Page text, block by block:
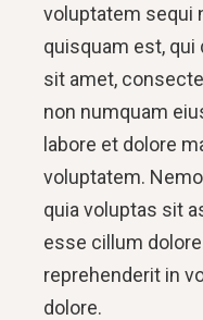
voluptatem sequi
quisquam est,
sit amet,
non numquam
labore et dolore
voluptatem.
quia voluptas sit
esse cillum
reprehenderit in
dolore.